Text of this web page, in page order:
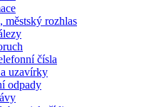
městský rozhlas
čísla
uzavírky
odpady